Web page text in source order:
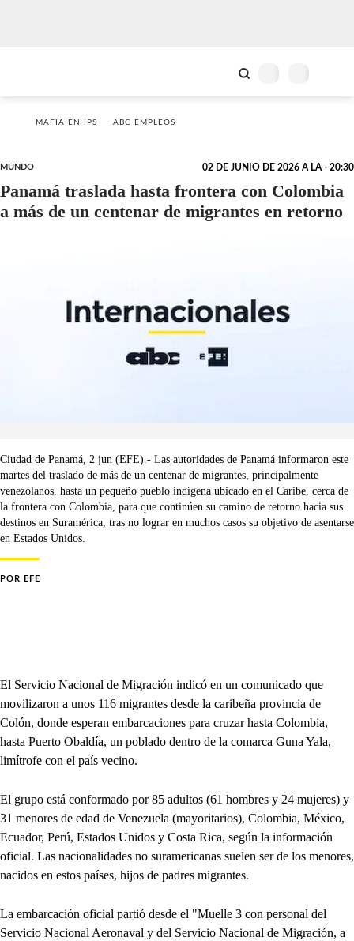
MAFIA EN IPS ABC EMPLEOS
MUNDO 02 DE JUNIO DE 2026 A LA - 20:30
Panamá traslada hasta frontera con Colombia
a más de un centenar de migrantes en retorno
Ciudad de Panamá, 2 jun (EFE).- Las autoridades de Panamá informaron este
martes del traslado de más de un centenar de migrantes, principalmente
venezolanos, hasta un pequeño pueblo indígena ubicado en el Caribe, cerca de
la frontera con Colombia, para que continúen su camino de retorno hacia sus
destinos en Suramérica, tras no lograr en muchos casos su objetivo de asentarse
en Estados Unidos.
POR EFE
El Servicio Nacional de Migración indicó en un comunicado que
movilizaron a unos 116 migrantes desde la caribeña provincia de
Colón, donde esperan embarcaciones para cruzar hasta Colombia,
hasta Puerto Obaldía, un poblado dentro de la comarca Guna Yala,
limítrofe con el país vecino.
El grupo está conformado por 85 adultos (61 hombres y 24 mujeres) y
31 menores de edad de Venezuela (mayoritarios), Colombia, México,
Ecuador, Perú, Estados Unidos y Costa Rica, según la información
oficial. Las nacionalidades no suramericanas suelen ser de los menores,
nacidos en estos países, hijos de padres migrantes.
La embarcación oficial partió desde el "Muelle 3 con personal del
Servicio Nacional Aeronaval y del Servicio Nacional de Migración, a